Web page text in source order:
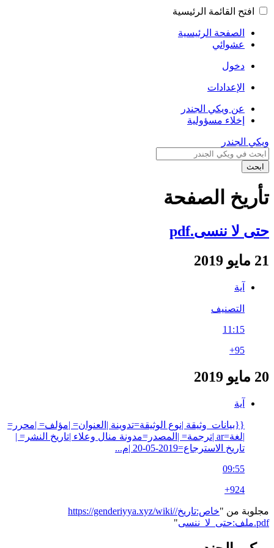
افتح القائمة الرئيسية
الصفحة الرئيسية
عشوائي
دخول
الإعدادات
عن ويكي الجندر
إخلاء مسؤولية
ويكي الجندر
ابحث
تأريخ الصفحة
حتى لا ننسى.pdf
21 مايو 2019
آية
التصنيف
11:15
+95
20 مايو 2019
آية
{{بيانات_وثيقة |نوع الوثيقة=تدوينة |العنوان= |مؤلف= |محرر=
|لغة=ar |ترجمة= |المصدر=مدونة منال وعلاء |تاريخ النشر= |
تاريخ الاسترجاع=2019-05-20 |م...
09:55
+924
مجلوبة من "
https://genderiyya.xyz/wiki/خاص:تاريخ/
ملف:حتى_لا_ننسى.pdf
"